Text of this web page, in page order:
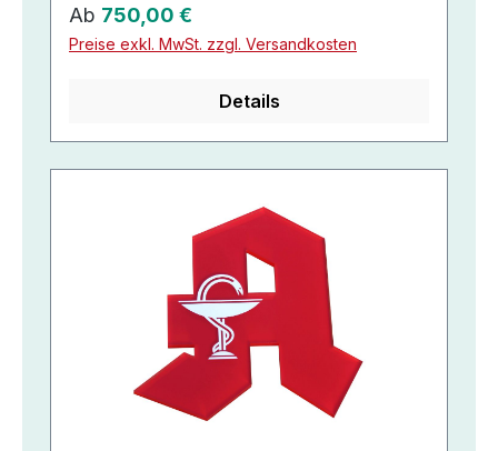
Regulärer Preis:
Ab 750,00 €
Preise exkl. MwSt. zzgl. Versandkosten
Details